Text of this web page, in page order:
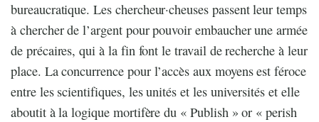
bureaucratique. Les chercheur·cheuses passent leur temps
à chercher de l’argent pour pouvoir embaucher une armée
de précaires, qui à la fin font le travail de recherche à leur
place. La concurrence pour l’accès aux moyens est féroce
entre les scientifiques, les unités et les universités et elle
aboutit à la logique mortifère du « Publish » or « perish